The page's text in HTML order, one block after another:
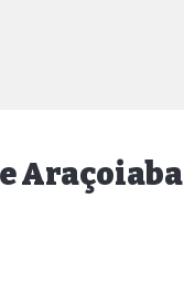
Araçoiaba